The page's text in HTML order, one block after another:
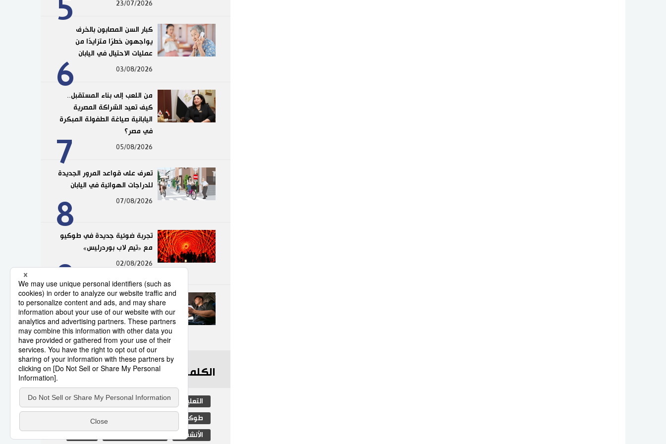
5
23/07/2026
6
كبار السن المصابون بالخرف
يواجهون خطرًا متزايدًا من
عمليات الاحتيال في اليابان
03/08/2026
7
من اللعب إلى بناء المستقبل..
كيف تعيد الشراكة المصرية
اليابانية صياغة الطفولة المبكرة
في مصر؟
05/08/2026
8
تعرف على قواعد المرور الجديدة
للدراجات الهوائية في اليابان
07/08/2026
9
تجربة ضوئية جديدة في طوكيو
مع «تيم لاب بوردرليس»
02/08/2026
10
عدد قياسي لحوادث المرور
الناجمة عن استخدام الهواتف
الذكية في اليابان
10/07/2026
الكلمات الأكثر بحثا
التعليم الياباني مجتمع الجنس
طوكيو
الأنشطة